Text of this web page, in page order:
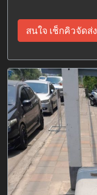
สนใจ เช็กคิวจัดส่ง